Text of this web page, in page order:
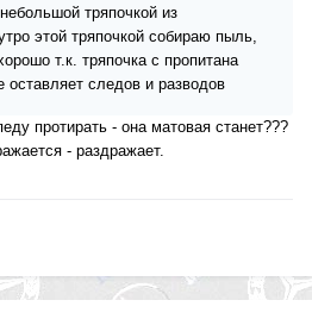
тряпочкой из
этой тряпочкой собираю пыль,
т.к. тряпочка с пропитана
следов и разводов
протирать - она матовая станет???
- раздражает.